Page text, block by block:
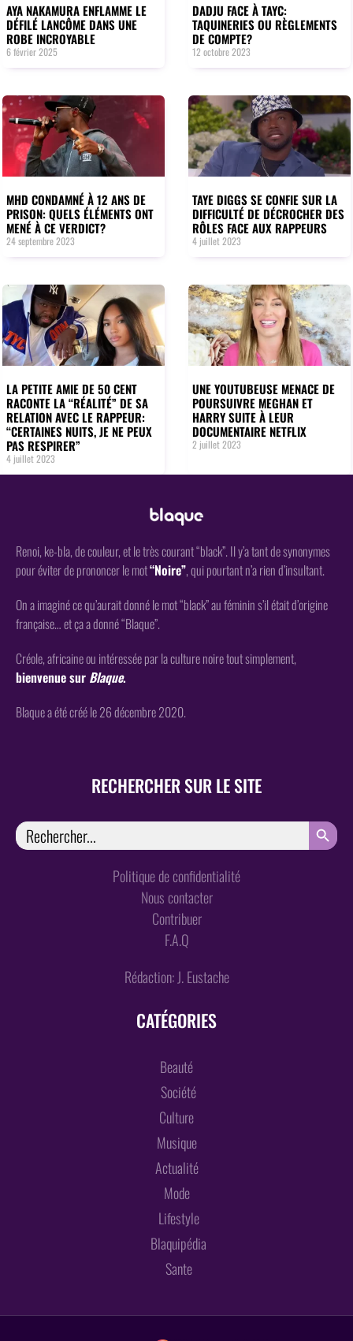
AYA NAKAMURA ENFLAMME LE
DÉFILÉ LANCÔME DANS UNE
ROBE INCROYABLE
6 février 2025
DADJU FACE À TAYC:
TAQUINERIES OU RÈGLEMENTS
DE COMPTE?
12 octobre 2023
MHD CONDAMNÉ À 12 ANS DE
PRISON: QUELS ÉLÉMENTS ONT
MENÉ À CE VERDICT?
24 septembre 2023
TAYE DIGGS SE CONFIE SUR LA
DIFFICULTÉ DE DÉCROCHER DES
RÔLES FACE AUX RAPPEURS
4 juillet 2023
LA PETITE AMIE DE 50 CENT
RACONTE LA “RÉALITÉ” DE SA
RELATION AVEC LE RAPPEUR:
“CERTAINES NUITS, JE NE PEUX
PAS RESPIRER”
4 juillet 2023
UNE YOUTUBEUSE MENACE DE
POURSUIVRE MEGHAN ET
HARRY SUITE À LEUR
DOCUMENTAIRE NETFLIX
2 juillet 2023
Renoi, ke-bla, de couleur, et le très courant “black”. Il y’a tant de synonymes
pour éviter de prononcer le mot“Noire”, qui pourtant n’a rien d’insultant.
On a imaginé ce qu’aurait donné le mot “black” au féminin s’il était d’origine
française… et ça a donné “Blaque”.
Créole, africaine ou intéressée par la culture noire tout simplement,
bienvenue sur Blaque.
Blaque a été créé le 26 décembre 2020.
RECHERCHER SUR LE SITE
Search
for:
SEARCH
Politique de confidentialité
Nous contacter
Contribuer
F.A.Q
Rédaction: J. Eustache
CATÉGORIES
Beauté
Société
Culture
Musique
Actualité
Mode
Lifestyle
Blaquipédia
Sante